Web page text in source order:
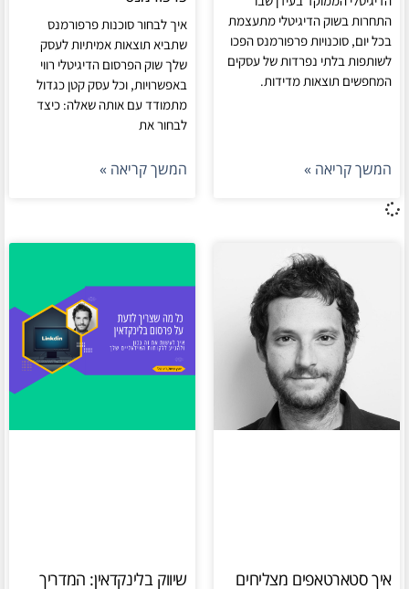
התחרות בשוק הדיגיטלי מתעצמת
בכל יום, סוכנויות פרפורמנס הפכו
לשותפות בלתי נפרדות של עסקים
המחפשים תוצאות מדידות.
המשך קריאה »
איך לבחור סוכנות פרפורמנס
שתביא תוצאות אמיתיות לעסק
שלך שוק הפרסום הדיגיטלי רווי
באפשרויות, וכל עסק קטן כגדול
מתמודד עם אותה שאלה: כיצד
לבחור את
המשך קריאה »
איך סטארטאפים מצליחים
שיווק בלינקדאין: המדריך